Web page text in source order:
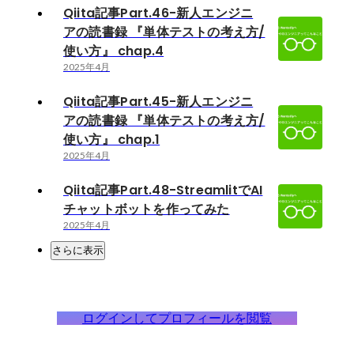
Qiita記事Part.46-新人エンジニ
アの読書録 『単体テストの考え方/
使い方』 chap.4
2025年4月
Qiita記事Part.45-新人エンジニ
アの読書録 『単体テストの考え方/
使い方』 chap.1
2025年4月
Qiita記事Part.48-StreamlitでAI
チャットボットを作ってみた
2025年4月
さらに表示
ログインしてプロフィールを閲覧